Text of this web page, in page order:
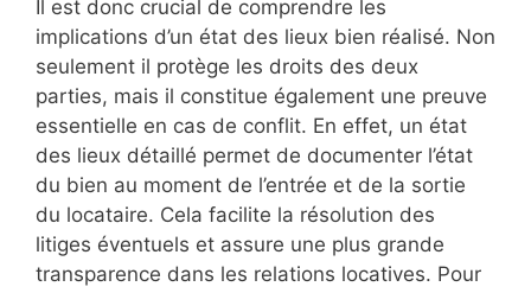
Il est donc crucial de comprendre les
implications d’un état des lieux bien réalisé. Non
seulement il protège les droits des deux
parties, mais il constitue également une preuve
essentielle en cas de conflit. En effet, un état
des lieux détaillé permet de documenter l’état
du bien au moment de l’entrée et de la sortie
du locataire. Cela facilite la résolution des
litiges éventuels et assure une plus grande
transparence dans les relations locatives. Pour